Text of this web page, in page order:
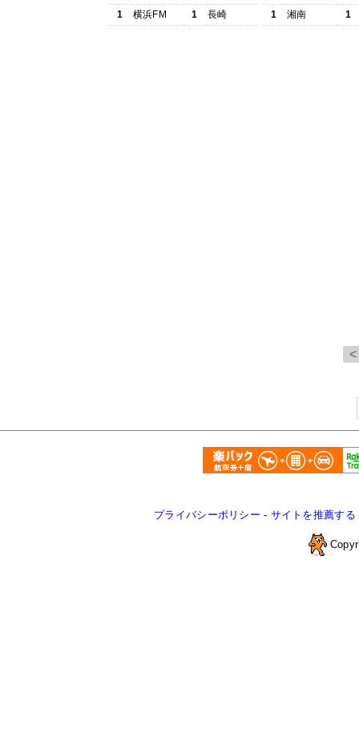
1
横浜FM 1 長崎
1
湘南 1
プライバシーポリシー - サイトを推薦する